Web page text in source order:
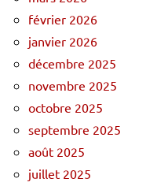
février 2026
janvier 2026
décembre 2025
novembre 2025
octobre 2025
septembre 2025
août 2025
juillet 2025